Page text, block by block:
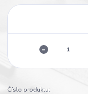
Číslo produktu: